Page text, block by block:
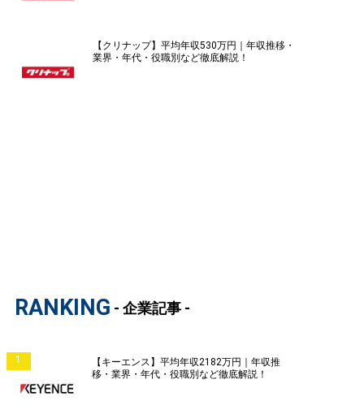
【クリナップ】平均年収530万円｜年収推移・
業界・年代・役職別など徹底解説！
RANKING - 企業記事 -
1
【キーエンス】平均年収2182万円｜年収推
移・業界・年代・役職別など徹底解説！